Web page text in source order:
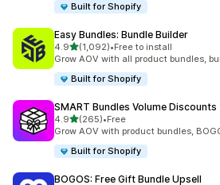
Built for Shopify
Easy Bundles: Bundle Builder
4.95つ星中
(1,092)
合計レビュー数：1092件
•Free to install
Grow AOV with all product bundles,
Built for Shopify
SMART Bundles Volume Discounts
4.95つ星中
(265)
合計レビュー数：265件
•Free
Grow AOV with product bundles,
Built for Shopify
BOGOS: Free Gift Bundle Upsell